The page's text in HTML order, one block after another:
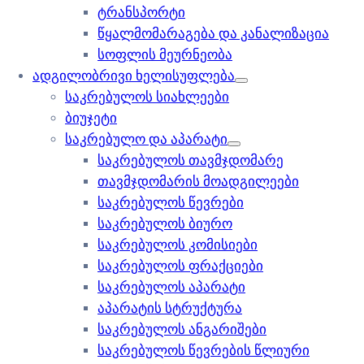
ტრანსპორტი
წყალმომარაგება და კანალიზაცია
სოფლის მეურნეობა
ადგილობრივი ხელისუფლება
საკრებულოს სიახლეები
ბიუჯეტი
საკრებულო და აპარატი
საკრებულოს თავმჯდომარე
თავმჯდომარის მოადგილეები
საკრებულოს წევრები
საკრებულოს ბიურო
საკრებულოს კომისიები
საკრებულოს ფრაქციები
საკრებულოს აპარატი
აპარატის სტრუქტურა
საკრებულოს ანგარიშები
საკრებულოს წევრების წლიური